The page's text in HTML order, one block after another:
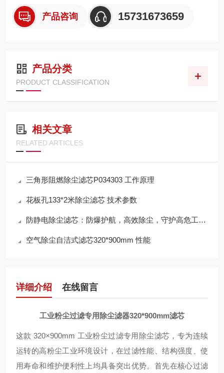
产品咨询 15731673659
产品分类
PRODUCT CLASSIFICATION
相关文章
RELATED ARTICLES
三角形阻燃除尘滤芯P034303 工作原理
花板孔133*2米除尘滤芯 技术参数
防静电除尘滤芯：防爆护航，高效除尘，守护高危工况安全
空气除尘自洁式滤芯320*900mm 性能
详细介绍 在线留言
工业粉尘过滤专用除尘滤器320*900mm滤芯
这款 320×900mm 工业粉尘过滤专用除尘滤芯，专为连续
运转的高粉尘工业环境设计，在过滤性能、结构强度、使
用寿命和维护便利性上均具备突出优势。首先在核心过滤